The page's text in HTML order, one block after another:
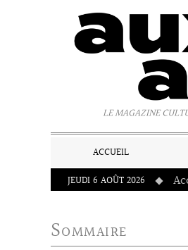
LE MAGAZINE
ACCUEIL
JEUDI 6 AOÛT 2026
Sommaire
Panneau de gestion des cookies